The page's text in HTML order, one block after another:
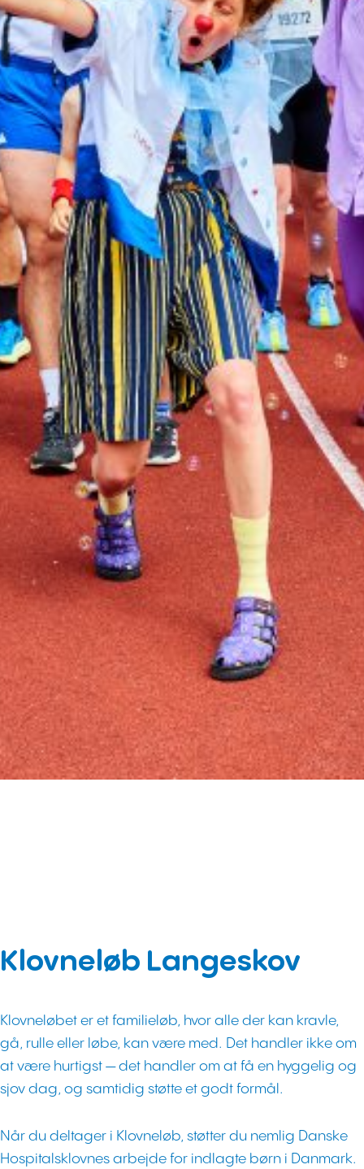
Klovneløb Langeskov
Klovneløbet er et familieløb, hvor alle der kan kravle,
gå, rulle eller løbe, kan være med. Det handler ikke om
at være hurtigst — det handler om at få en hyggelig og
sjov dag, og samtidig støtte et godt formål.
Når du deltager i Klovneløb, støtter du nemlig Danske
Hospitalsklovnes arbejde for indlagte børn i Danmark.